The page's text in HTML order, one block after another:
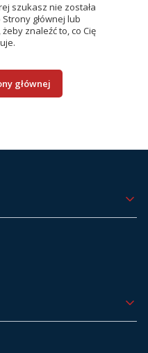
szukasz nie została
głównej lub
znaleźć to, co Cię
głównej